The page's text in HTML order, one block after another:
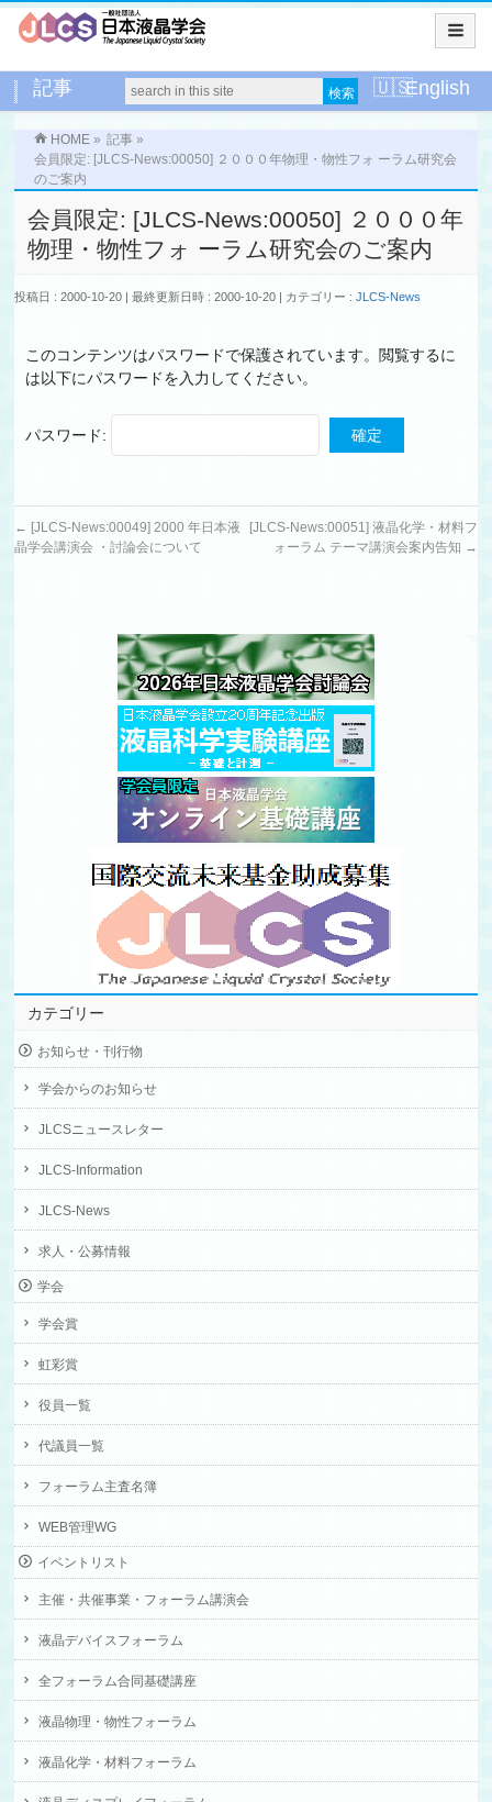
記事 English
HOME » 記事 »
会員限定: [JLCS-News:00050] ２０００年物理・物性フォ ーラム研究会
のご案内
会員限定: [JLCS-News:00050] ２０００年
物理・物性フォ ーラム研究会のご案内
投稿日 : 2000-10-20 最終更新日時 : 2000-10-20 カテゴリー :JLCS-News
このコンテンツはパスワードで保護されています。閲覧するに
は以下にパスワードを入力してください。
パスワード:
← [JLCS-News:00049] 2000 年日本液
晶学会講演会 ・討論会について
[JLCS-News:00051] 液晶化学・材料フ
ォーラム テーマ講演会案内告知 →
カテゴリー
お知らせ・刊行物
学会からのお知らせ
JLCSニュースレター
JLCS-Information
JLCS-News
求人・公募情報
学会
学会賞
虹彩賞
役員一覧
代議員一覧
フォーラム主査名簿
WEB管理WG
イベントリスト
主催・共催事業・フォーラム講演会
液晶デバイスフォーラム
全フォーラム合同基礎講座
液晶物理・物性フォーラム
液晶化学・材料フォーラム